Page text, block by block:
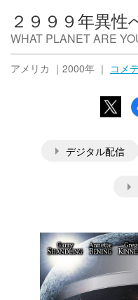
２９９９年異
WHAT PLANET ARE
アメリカ ｜2000年 ｜ コメ
X
デジタル配信